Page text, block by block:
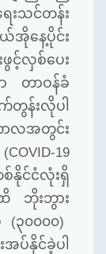
ေးသင်တန်း
အိုနေ့ပိုင်း
ဖွင့်လှစ်ပေး
တာဝန်ခံ
တွန်းလိုပါ
လအတွင်း
19
နိုင်ငံလုံးရှိ
ဘိုးဘွား
(၃၀၀၀၀)
ပ်နိုင်ခဲ့ပါ